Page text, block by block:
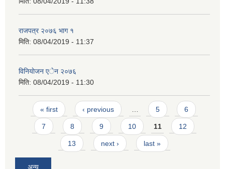
राजपत्र २०७६ भाग १
मिति: 08/04/2019 - 11:37
विनियाेजन एेन २०७६
मिति: 08/04/2019 - 11:30
Pages
« first ‹ previous … 5 6
7 8 9 10 11 12
13 next › last »
अन्य